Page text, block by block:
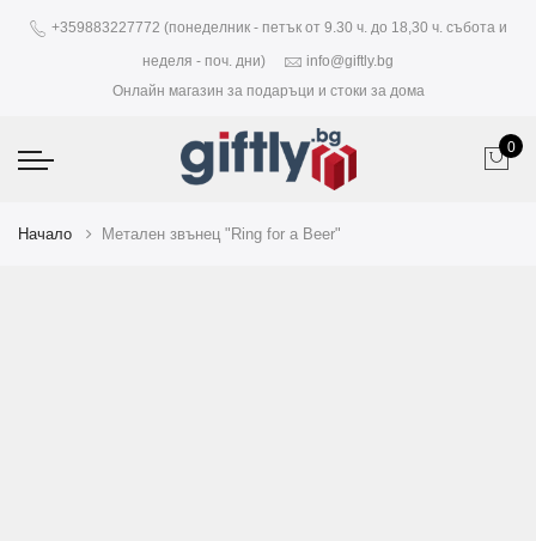
+359883227772 (понеделник - петък от 9.30 ч. до 18,30 ч. събота и
неделя - поч. дни)
info@giftly.bg
Онлайн магазин за подаръци и стоки за дома
0
Начало Метален звънец "Ring for a Beer"